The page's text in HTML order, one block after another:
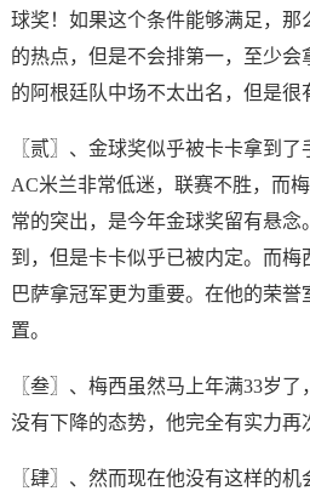
球奖！如果这个条件能够满足，那
的热点，但是不会排第一，至少会
的阿根廷队中场不太出名，但是很
〖贰〗、金球奖似乎被卡卡拿到了
AC米兰非常低迷，联赛不胜，而
常的突出，是今年金球奖留有悬
到，但是卡卡似乎已被内定。而梅
巴萨拿冠军更为重要。在他的荣
置。
〖叁〗、梅西虽然马上年满33岁
没有下降的态势，他完全有实力再
〖肆〗、然而现在他没有这样的